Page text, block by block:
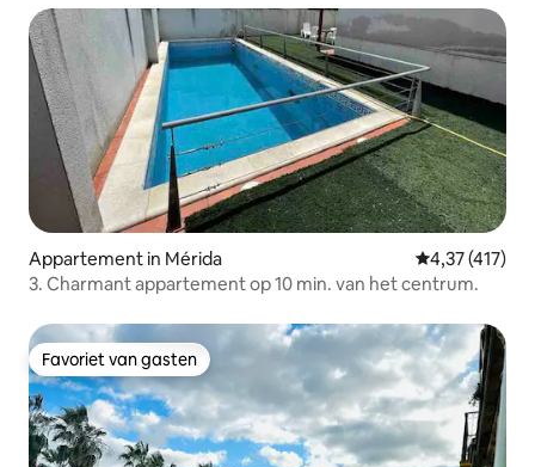
Appartement in Mérida Gemiddelde
4,37 (417)
3. Charmant appartement op 10 min. van het centrum.
Favoriet van gasten
Favoriet van gasten